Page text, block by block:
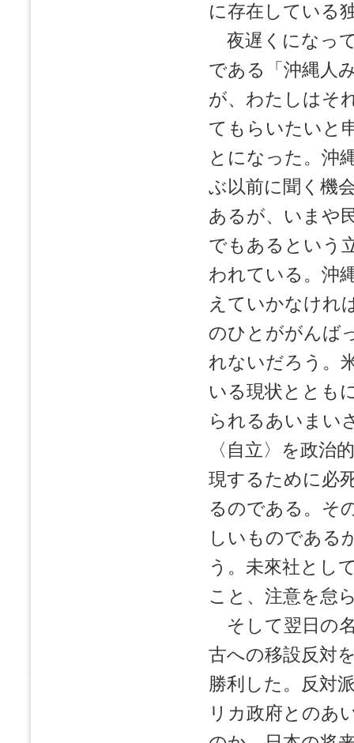
に存在している
夜遅くになっ
である「沖縄人
が、わたしはそ
てもらいたいと
とになった。沖
ぶ以前に聞く機
あるが、いまや
でもあるという
われている。沖
えていかなけれ
のひとががんば
れないだろう。
いる現状ととも
られるあいまい
〈自立〉を政治
現するために必
るのである。そ
しいものである
う。未來社とし
こと、注意を怠
そして翌日の
古への移設反対
勝利した。反対
リカ政府とのあ